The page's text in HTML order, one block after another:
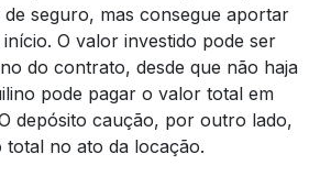
de seguro, mas consegue aportar
O valor investido pode ser
do contrato, desde que não haja
pode pagar o valor total em
depósito caução, por outro lado,
total no ato da locação.